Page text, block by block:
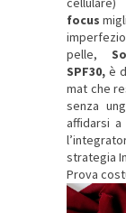
focus
pelle, S
SPF30,è
mat che
senza
affidarsi a
strategia
Prova